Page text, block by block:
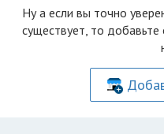
Ну а если вы точно
существует, то